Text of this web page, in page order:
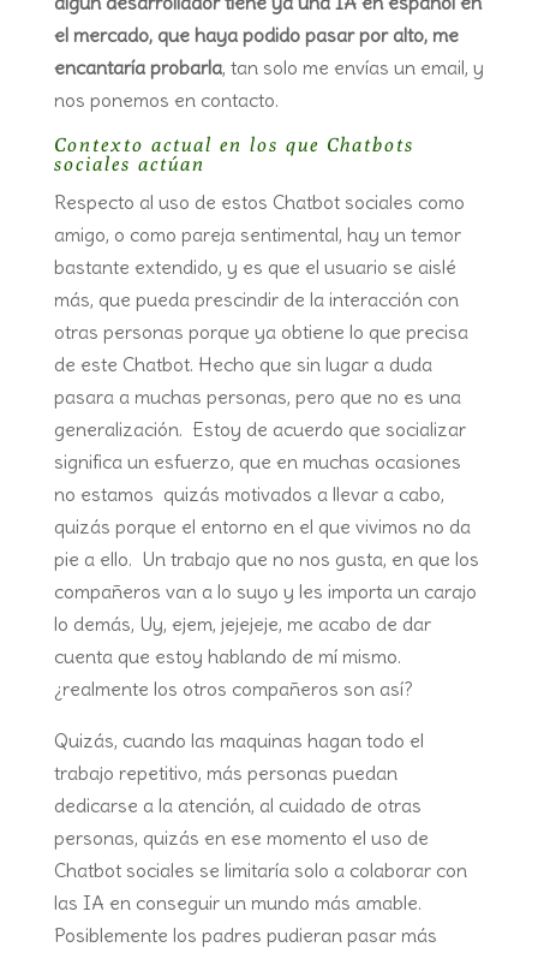
el mercado, que haya podido pasar por alto, me
encantaría probarla, tan solo me envías un email, y
nos ponemos en contacto.
Contexto actual en los que Chatbots
sociales actúan
Respecto al uso de estos Chatbot sociales como
amigo, o como pareja sentimental, hay un temor
bastante extendido, y es que el usuario se aislé
más, que pueda prescindir de la interacción con
otras personas porque ya obtiene lo que precisa
de este Chatbot. Hecho que sin lugar a duda
pasara a muchas personas, pero que no es una
generalización. Estoy de acuerdo que socializar
significa un esfuerzo, que en muchas ocasiones
no estamos quizás motivados a llevar a cabo,
quizás porque el entorno en el que vivimos no da
pie a ello. Un trabajo que no nos gusta, en que los
compañeros van a lo suyo y les importa un carajo
lo demás, Uy, ejem, jejejeje, me acabo de dar
cuenta que estoy hablando de mí mismo.
¿realmente los otros compañeros son así?
Quizás, cuando las maquinas hagan todo el
trabajo repetitivo, más personas puedan
dedicarse a la atención, al cuidado de otras
personas, quizás en ese momento el uso de
Chatbot sociales se limitaría solo a colaborar con
las IA en conseguir un mundo más amable.
Posiblemente los padres pudieran pasar más